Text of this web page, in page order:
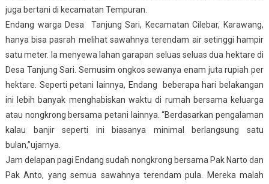
juga bertani di kecamatan Tempuran.
Endang warga Desa Tanjung Sari, Kecamatan Cilebar, Karawang,
hanya bisa pasrah melihat sawahnya terendam air setinggi hampir
satu meter. Ia menyewa lahan garapan seluas seluas dua hektare di
Desa Tanjung Sari. Semusim ongkos sewanya enam juta rupiah per
hektare. Seperti petani lainnya, Endang beberapa hari belakangan
ini lebih banyak menghabiskan waktu di rumah bersama keluarga
atau nongkrong bersama petani lainnya. “Berdasarkan pengalaman
kalau banjir seperti ini biasanya minimal berlangsung satu
bulan,”ujarnya.
Jam delapan pagi Endang sudah nongkrong bersama Pak Narto dan
Pak Anto, yang semua sawahnya terendam pula. Mereka malah